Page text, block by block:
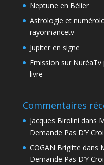
Neptune en Bélier
Astrologie et
rayonnancetv
Jupiter en signe
Emission sur
livre
Commentaires
Jacques Birolini dans
Demande Pas D’Y
COGAN Brigitte dans
Demande Pas D’Y